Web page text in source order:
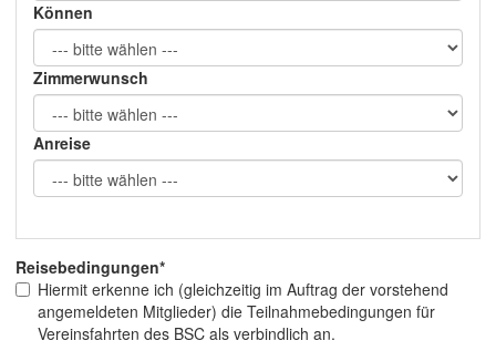
Können
Zimmerwunsch
Anreise
Reisebedingungen*
Hiermit erkenne ich (gleichzeitig im Auftrag der vorstehend
angemeldeten Mitglieder) die Teilnahmebedingungen für
Vereinsfahrten des BSC als verbindlich an.